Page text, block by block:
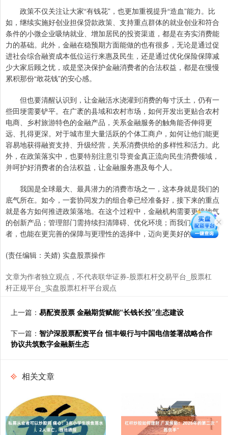
政策不仅关注让大家“有钱花”，也更加重视提升“造血”能力。比
如，继续实施好创业担保贷款政策、支持重点群体的就业创业和符合
条件的小微企业吸纳就业、增加居民的投资渠道，都是在夯实消费能
力的基础。此外，金融在稳预期方面能做的也有很多，无论是通过促
进社会综合融资成本低位运行来惠及民生，还是通过优化保险保障减
少大家后顾之忧，或是坚决保护金融消费者的合法权益，都是在慢慢
累积那份“敢花钱”的安心感。
但也要清醒认识到，让金融活水浇灌到消费的每寸沃土，仍有一
些田埂需要铲平。在广袤的县域和农村市场，如何开发出更贴合农村
电商、乡村旅游特色的金融产品，关系金融服务的触角能否伸得更
远、扎得更深。对于城市里大量活跃的个体工商户，如何让他们能更
容易地获得融资支持、升级经营，关系消费供给的多样性和活力。此
外，在政策落实中，也要特别注意引导资金真正流向民生消费领域，
并呵护好消费者的合法权益，让金融服务惠及每个人。
我国是全球最大、最具潜力的消费市场之一，这本身就是我们的
底气所在。如今，一套协同发力的组合拳已经准备好，接下来的重点
就是各方如何推进政策落地。在这个过程中，金融机构需要更接地气
的创新产品；管理部门需持续扫清障碍、优化环境；而我们每个消费
者，也能在更完善的保障与更理性的选择中，迈向更美好的生活。
(责任编辑：关婧) 实盘股票操作
文章为作者独立观点，不代表联华证券-股票杠杆交易平台_股票杠
杆正规平台_实盘股票杠杆平台观点
上一篇： 易配资股票 金融期货赋能“长钱长投”生态建设
下一篇： 智沪深股票配资平台 恒丰银行与中国电信签署战略合作
协议共筑数字金融新生态
相关文章